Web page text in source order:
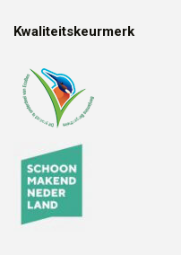
Kwaliteitskeurmerk